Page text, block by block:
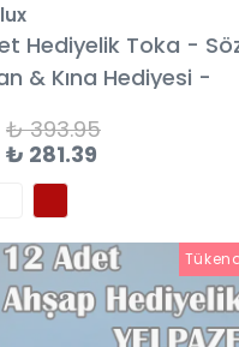
Hediyelik Toka -
& Kına Hediyesi -
₺ 393.95
₺ 281.39